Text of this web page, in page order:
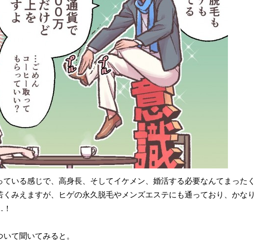
いる感じで、高身長、そしてイケメン、婚活する必要なんてまったく
みえますが、ヒゲの永久脱毛やメンズエステにも通っており、かなり
て聞いてみると。